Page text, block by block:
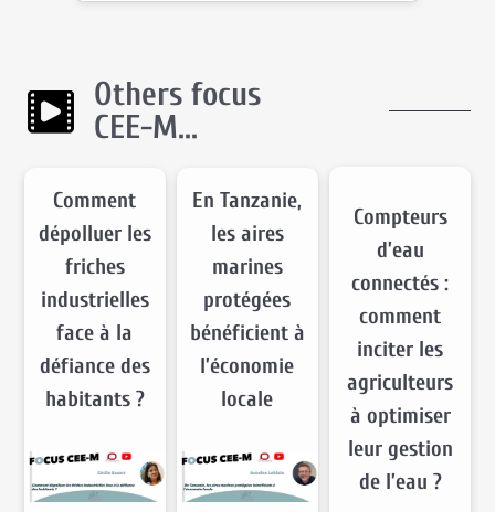
Others focus
CEE-M...
Comment
dépolluer les
friches
industrielles
face à la
défiance des
habitants ?
En Tanzanie,
les aires
marines
protégées
bénéficient à
l’économie
locale
Compteurs
d’eau
connectés :
comment
inciter les
agriculteurs
à optimiser
leur gestion
de l’eau ?